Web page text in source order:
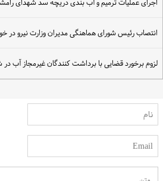
اجرای عملیات ترمیم و آب بندی دریچه سد شهدای رامشیر
انتصاب رئیس شورای هماهنگی مدیران وزارت نیرو در
لزوم برخورد قضایی با برداشت کنندگان غیرمجاز آب در